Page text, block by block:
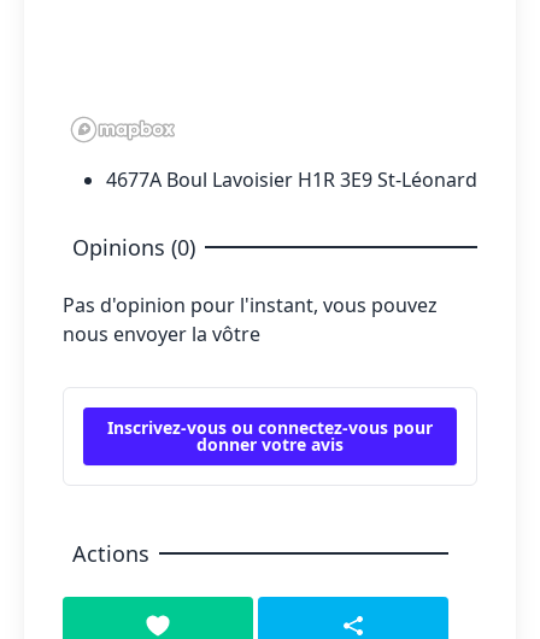
4677A Boul Lavoisier H1R 3E9 St-Léonard
Opinions (0)
Pas d'opinion pour l'instant, vous pouvez
nous envoyer la vôtre
Inscrivez-vous ou connectez-vous pour
donner votre avis
Actions